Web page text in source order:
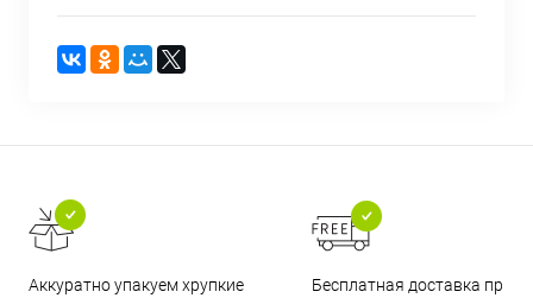
Аккуратно упакуем хрупкие
Бесплатная доставка при